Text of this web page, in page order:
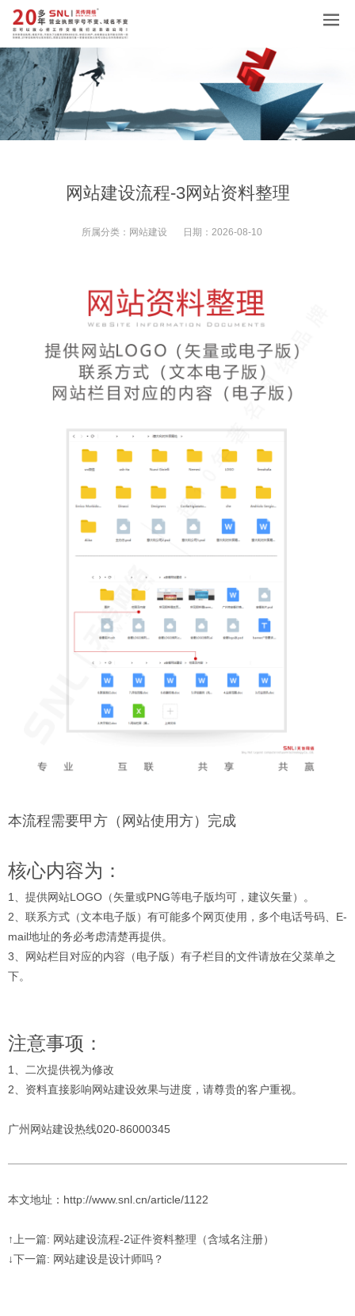
网站建设流程-3网站资料整理
所属分类： 网站建设 日期： 2026-08-10
本流程需要甲方（网站使用方）完成
核心内容为：
1、提供网站LOGO（矢量或PNG等电子版均可，建议矢量）。
2、联系方式（文本电子版）有可能多个网页使用，多个电话号码、E-
mail地址的务必考虑清楚再提供。
3、网站栏目对应的内容（电子版）有子栏目的文件请放在父菜单之
下。
注意事项：
1、二次提供视为修改
2、资料直接影响网站建设效果与进度，请尊贵的客户重视。
广州网站建设热线020-86000345
本文地址：http://www.snl.cn/article/1122
↑上一篇: 网站建设流程-2证件资料整理（含域名注册）
↓下一篇: 网站建设是设计师吗？